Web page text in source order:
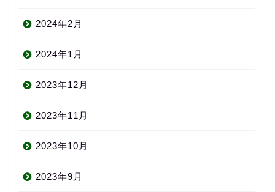
2024年2月
2024年1月
2023年12月
2023年11月
2023年10月
2023年9月